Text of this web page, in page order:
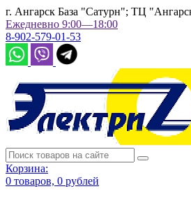
г. Ангарск База "Сатурн"; ТЦ
Ежедневно 9:00—18:00
8-902-579-01-53
Корзина:
0 товаров, 0 рублей